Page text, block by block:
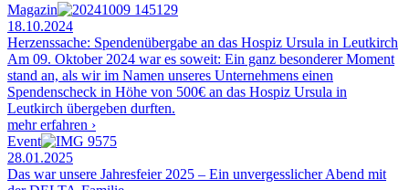
Magazin
18.10.2024
Herzenssache: Spendenübergabe an das Hospiz Ursula in Leutkirch
Am 09. Oktober 2024 war es soweit: Ein ganz besonderer Moment
stand an, als wir im Namen unseres Unternehmens einen
Spendenscheck in Höhe von 500€ an das Hospiz Ursula in
Leutkirch übergeben durften.
mehr erfahren ›
Event
28.01.2025
Das war unsere Jahresfeier 2025 – Ein unvergesslicher Abend mit